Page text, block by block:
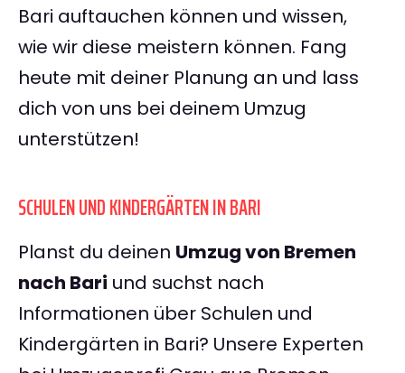
Bari auftauchen können und wissen,
wie wir diese meistern können. Fang
heute mit deiner Planung an und lass
dich von uns bei deinem Umzug
unterstützen!
SCHULEN UND KINDERGÄRTEN IN BARI
Planst du deinen Umzug von Bremen
nach Bari und suchst nach
Informationen über Schulen und
Kindergärten in Bari? Unsere Experten